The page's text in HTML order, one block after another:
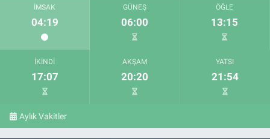
İMSAK
04:19
GÜNEŞ
06:00
ÖĞLE
13:15
İKINDI
17:07
AKŞAM
20:20
YATSI
21:54
Aylık Vakitler